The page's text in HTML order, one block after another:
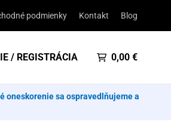
podmienky Kontakt Blog
/ REGISTRÁCIA 0,00 €
oneskorenie sa ospravedlňujeme a